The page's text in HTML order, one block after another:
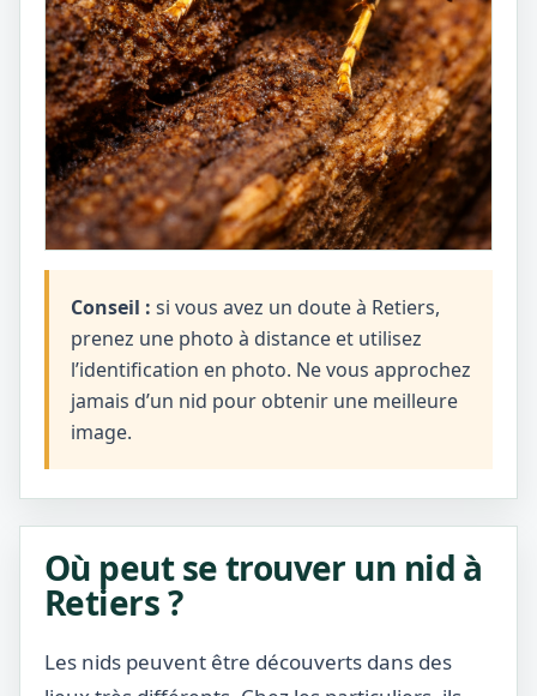
Conseil : si vous avez un doute à Retiers,
prenez une photo à distance et utilisez
l’identification en photo. Ne vous approchez
jamais d’un nid pour obtenir une meilleure
image.
Où peut se trouver un nid à
Retiers ?
Les nids peuvent être découverts dans des